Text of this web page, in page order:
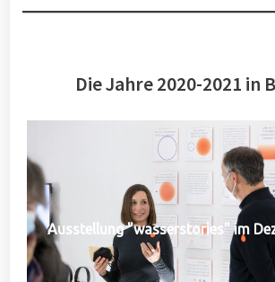
Die Jahre 2020-2021 in
Ausstellung "wasserstories" im